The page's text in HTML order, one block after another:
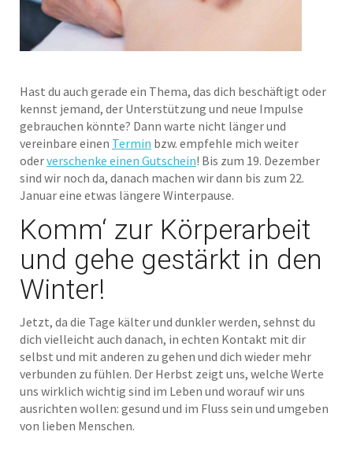
Hast du auch gerade ein Thema, das dich beschäftigt oder
kennst jemand, der Unterstützung und neue Impulse
gebrauchen könnte? Dann warte nicht länger und
vereinbare einen Termin bzw. empfehle mich weiter
oderverschenke einen Gutschein! Bis zum 19. Dezember
sind wir noch da, danach machen wir dann bis zum 22.
Januar eine etwas längere Winterpause.
Komm‘ zur Körperarbeit
und gehe gestärkt in den
Winter!
Jetzt, da die Tage kälter und dunkler werden, sehnst du
dich vielleicht auch danach, in echten Kontakt mit dir
selbst und mit anderen zu gehen und dich wieder mehr
verbunden zu fühlen. Der Herbst zeigt uns, welche Werte
uns wirklich wichtig sind im Leben und worauf wir uns
ausrichten wollen: gesund und im Fluss sein und umgeben
von lieben Menschen.